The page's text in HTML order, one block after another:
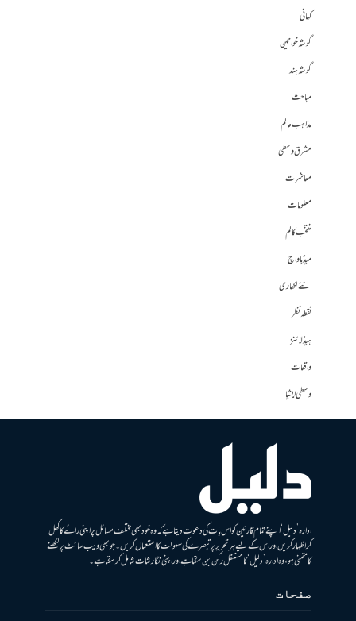
کہانی
گوشہ خواتین
گوشہ ہند
مباحث
مذاہب عالم
مشرق وسطی
معاشرت
معلومات
منتخب کالم
میڈیا واچ
نئے لکھاری
نقطہ نظر
ہیڈلائنز
واقعات
وسطی ایشیا
ادارہ ’دلیل‘ اپنے تمام قارئین کو اس بات کی دعوت دیتا ہے کہ وہ خود بھی مختلف مسائل پر اپنی رائے کا کھل
کر اظہار کریں اور اس کے لیے ہر تحریر پر تبصرے کی سہولت کا استعمال کریں۔ جو بھی ویب سائٹ پر لکھنے
کا متمنی ہو، وہ ادارہ ’دلیل‘ کا مستقل رکن بن سکتا ہے اور اپنی نگارشات شامل کرسکتا ہے۔
صفحات